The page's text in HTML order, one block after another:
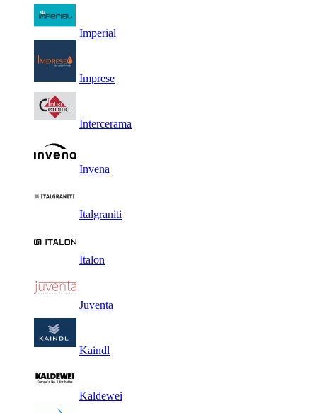
Imperial
Imprese
Intercerama
Invena
Italgraniti
Italon
Juventa
Kaindl
Kaldewei